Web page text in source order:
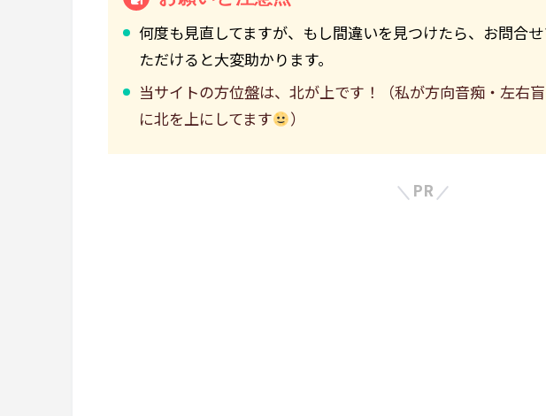
何度も見直してますが、もし間違いを見つけたら、お問合
ただけると大変助かります。
当サイトの方位盤は、北が上です！（私が方向音痴・左右
に北を上にしてます
）
PR